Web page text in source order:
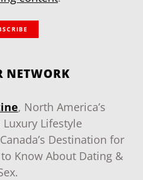
NETWORK
, North America’s
Luxury Lifestyle
Destination for
Know About Dating &